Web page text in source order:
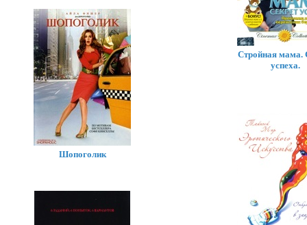
Стройная мама.
успеха.
Шопоголик